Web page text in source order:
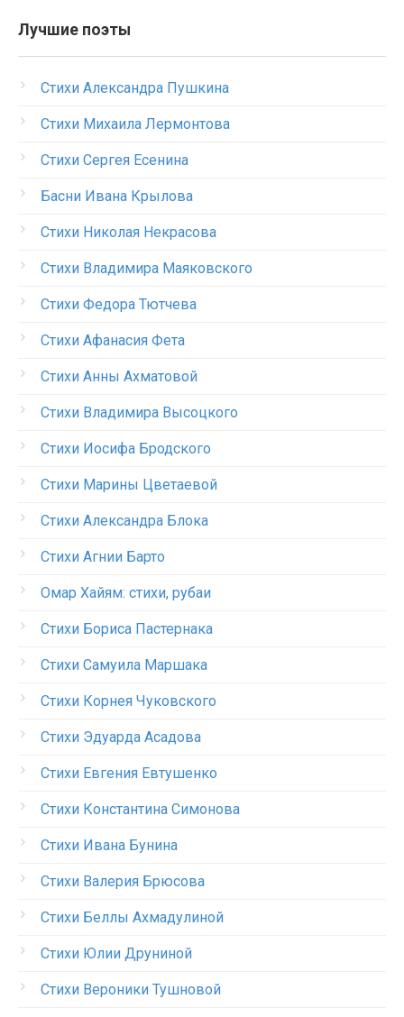
Лучшие поэты
Стихи Александра Пушкина
Стихи Михаила Лермонтова
Стихи Сергея Есенина
Басни Ивана Крылова
Стихи Николая Некрасова
Стихи Владимира Маяковского
Стихи Федора Тютчева
Стихи Афанасия Фета
Стихи Анны Ахматовой
Стихи Владимира Высоцкого
Стихи Иосифа Бродского
Стихи Марины Цветаевой
Стихи Александра Блока
Стихи Агнии Барто
Омар Хайям: стихи, рубаи
Стихи Бориса Пастернака
Стихи Самуила Маршака
Стихи Корнея Чуковского
Стихи Эдуарда Асадова
Стихи Евгения Евтушенко
Стихи Константина Симонова
Стихи Ивана Бунина
Стихи Валерия Брюсова
Стихи Беллы Ахмадулиной
Стихи Юлии Друниной
Стихи Вероники Тушновой